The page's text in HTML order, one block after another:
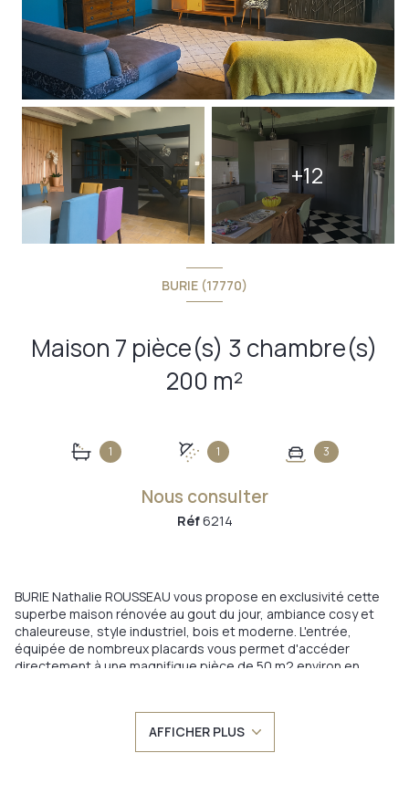
+12
BURIE (17770)
Maison 7 pièce(s) 3 chambre(s)
200 m²
1 1 3
Nous consulter
Réf6214
BURIE Nathalie ROUSSEAU vous propose en exclusivité cette
superbe maison rénovée au gout du jour, ambiance cosy et
chaleureuse, style industriel, bois et moderne. L'entrée,
équipée de nombreux placards vous permet d'accéder
directement à une magnifique pièce de 50 m2 environ en
manger/séjour/salon de 80 m2 avec cheminée , buanderie,
toilettes. L'étage vous propose une magnifique suite
parentale avec salle de bains et dressing, 2 autres chambres,
AFFICHER PLUS